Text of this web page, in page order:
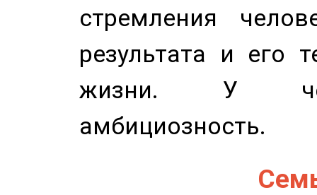
стремления
результата и его
жизни. У
амбициозность.